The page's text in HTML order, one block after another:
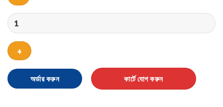
2Pcs
Door
Sealer
-
২পিস
ডোর
সিলার
অর্ডার করুন কার্টে যোগ করুন